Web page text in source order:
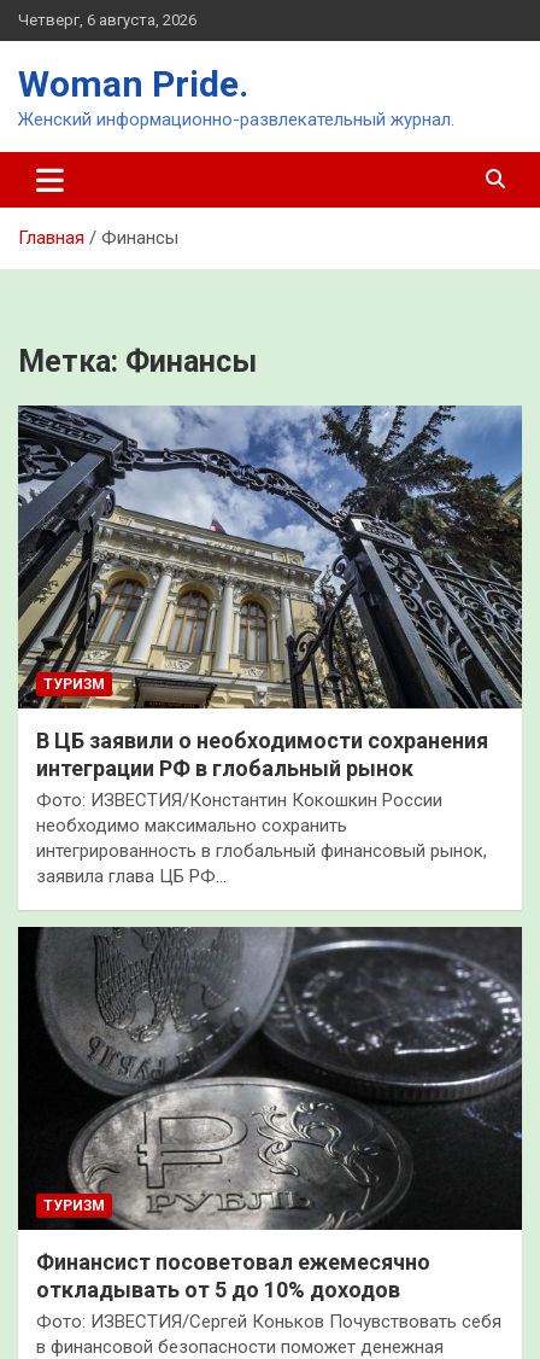
Перейти
к
Четверг, 6 августа, 2026
Woman Pride.
Женский информационно-развлекательный журнал.
Главная Финансы
Метка: Финансы
ТУРИЗМ
В ЦБ заявили о необходимости сохранения
интеграции РФ в глобальный рынок
Фото: ИЗВЕСТИЯ/Константин Кокошкин России
необходимо максимально сохранить
интегрированность в глобальный финансовый рынок,
заявила глава ЦБ РФ…
ТУРИЗМ
Финансист посоветовал ежемесячно
откладывать от 5 до 10% доходов
Фото: ИЗВЕСТИЯ/Сергей Коньков Почувствовать себя
в финансовой безопасности поможет денежная